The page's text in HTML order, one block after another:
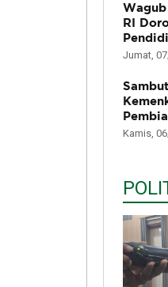
RI
Jumat,
Kamis,